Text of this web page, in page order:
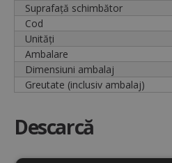
Suprafață schimbător
Cod
Unități
Ambalare
Dimensiuni ambalaj
Greutate (inclusiv ambalaj)
Descarcă